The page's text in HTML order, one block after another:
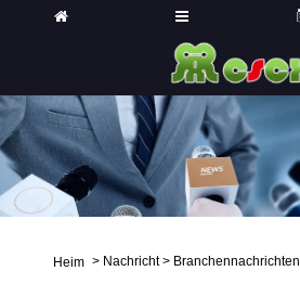
Heim > Nachricht > Branchennachrichten